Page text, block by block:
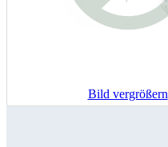
Bild vergrößern